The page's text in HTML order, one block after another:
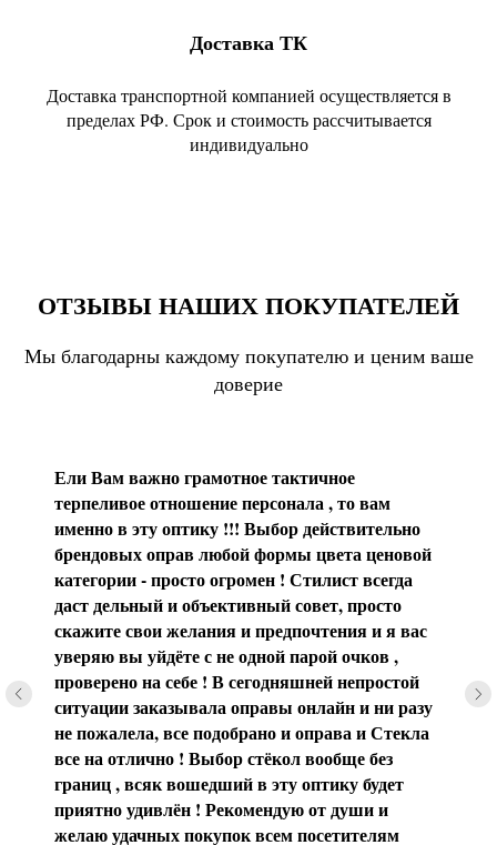
Доставка ТК
Доставка транспортной компанией осуществляется в
пределах РФ. Срок и стоимость рассчитывается
индивидуально
ОТЗЫВЫ НАШИХ ПОКУПАТЕЛЕЙ
Мы благодарны каждому покупателю и ценим ваше
доверие
Ели Вам важно грамотное тактичное
терпеливое отношение персонала , то вам
именно в эту оптику !!! Выбор действительно
брендовых оправ любой формы цвета ценовой
категории - просто огромен ! Стилист всегда
даст дельный и объективный совет, просто
скажите свои желания и предпочтения и я вас
уверяю вы уйдёте с не одной парой очков ,
проверено на себе ! В сегодняшней непростой
ситуации заказывала оправы онлайн и ни разу
не пожалела, все подобрано и оправа и Стекла
все на отлично ! Выбор стёкол вообще без
границ , всяк вошедший в эту оптику будет
приятно удивлён ! Рекомендую от души и
желаю удачных покупок всем посетителям